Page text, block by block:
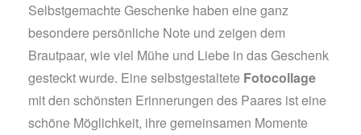
Selbstgemachte Geschenke haben eine ganz
besondere persönliche Note und zeigen dem
Brautpaar, wie viel Mühe und Liebe in das Geschenk
gesteckt wurde. Eine selbstgestaltete Fotocollage
mit den schönsten Erinnerungen des Paares ist eine
schöne Möglichkeit, ihre gemeinsamen Momente